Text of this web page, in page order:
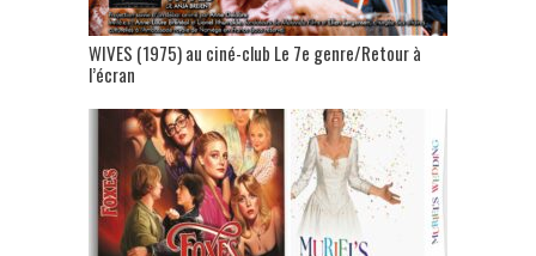
WIVES (1975) au ciné-club Le 7e genre/Retour à
l’écran